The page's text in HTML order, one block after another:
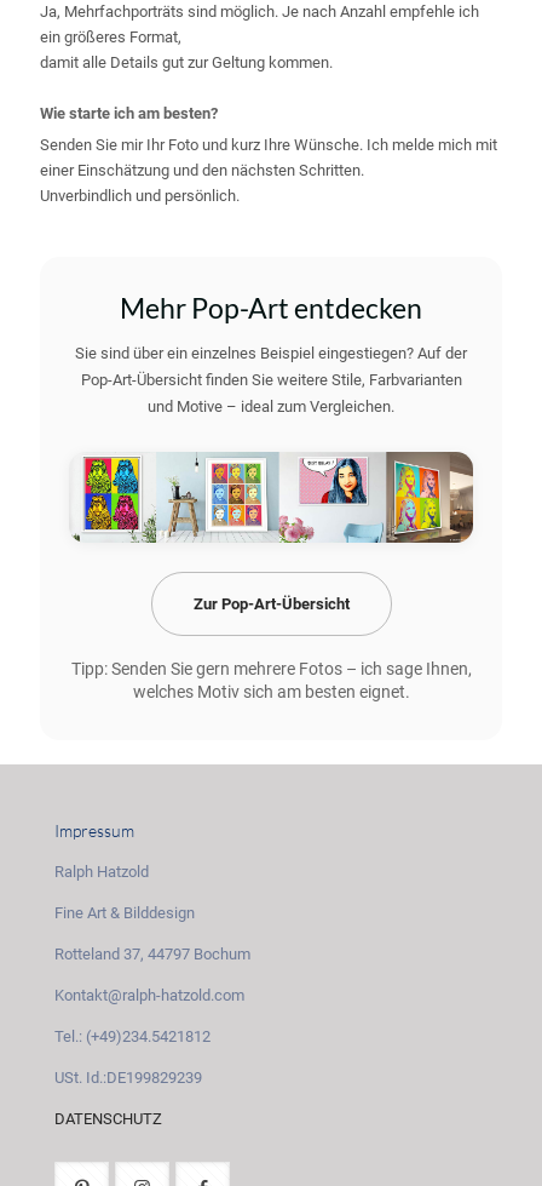
Ja, Mehrfachporträts sind möglich. Je nach Anzahl empfehle ich
ein größeres Format,
damit alle Details gut zur Geltung kommen.
Wie starte ich am besten?
Senden Sie mir Ihr Foto und kurz Ihre Wünsche. Ich melde mich mit
einer Einschätzung und den nächsten Schritten.
Unverbindlich und persönlich.
Mehr Pop-Art entdecken
Sie sind über ein einzelnes Beispiel eingestiegen? Auf der
Pop-Art-Übersicht finden Sie weitere Stile, Farbvarianten
und Motive – ideal zum Vergleichen.
Zur Pop-Art-Übersicht
Tipp: Senden Sie gern mehrere Fotos – ich sage Ihnen,
welches Motiv sich am besten eignet.
Impressum
Ralph Hatzold
Fine Art & Bilddesign
Rotteland 37, 44797 Bochum
Kontakt@ralph-hatzold.com
Tel.: (+49)234.5421812
USt. Id.:DE199829239
DATENSCHUTZ